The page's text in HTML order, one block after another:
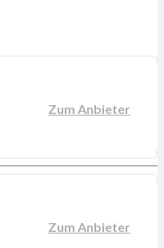
Zum Anbieter
Zum Anbieter